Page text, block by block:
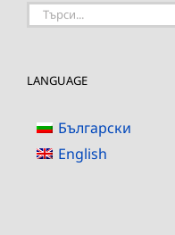
Търсене
LANGUAGE
Български
English